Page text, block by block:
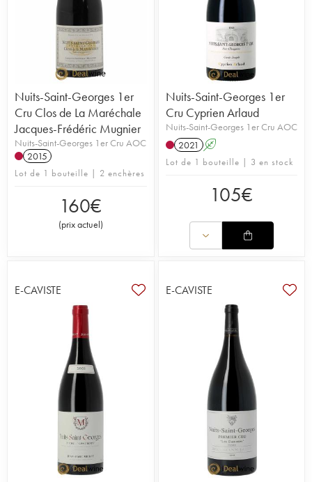
Nuits-Saint-Georges 1er
Cru Clos de La Maréchale
Jacques-Frédéric Mugnier
Nuits-Saint-Georges 1er Cru AOC
2015
Lot de 1 bouteille | 2 enchères
160€
(prix actuel)
Nuits-Saint-Georges 1er
Cru Cyprien Arlaud
Nuits-Saint-Georges 1er Cru AOC
2021 A
Lot de 1 bouteille | 3 en stock
105€
E-CAVISTE E-CAVISTE